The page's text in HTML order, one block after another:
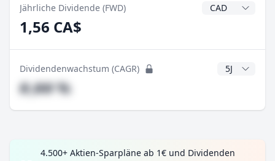
Jährliche Dividende (FWD)
1,56 CA$
Dividendenwachstum (CAGR) CAGR Jahre
#,## %
4.500+ Aktien-Sparpläne ab 1€ und Dividenden